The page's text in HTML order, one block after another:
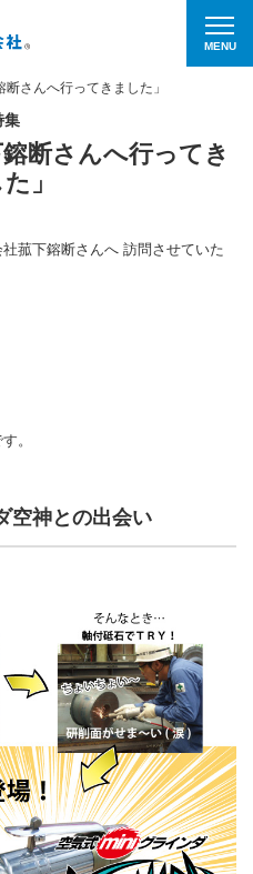
MENU
さんへ行ってきました」
集
断さんへ行ってき
」
菰下鎔断さんへ 訪問させていた
。
空神との出会い